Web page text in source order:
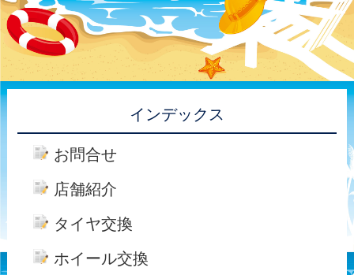
インデックス
お問合せ
店舗紹介
タイヤ交換
ホイール交換